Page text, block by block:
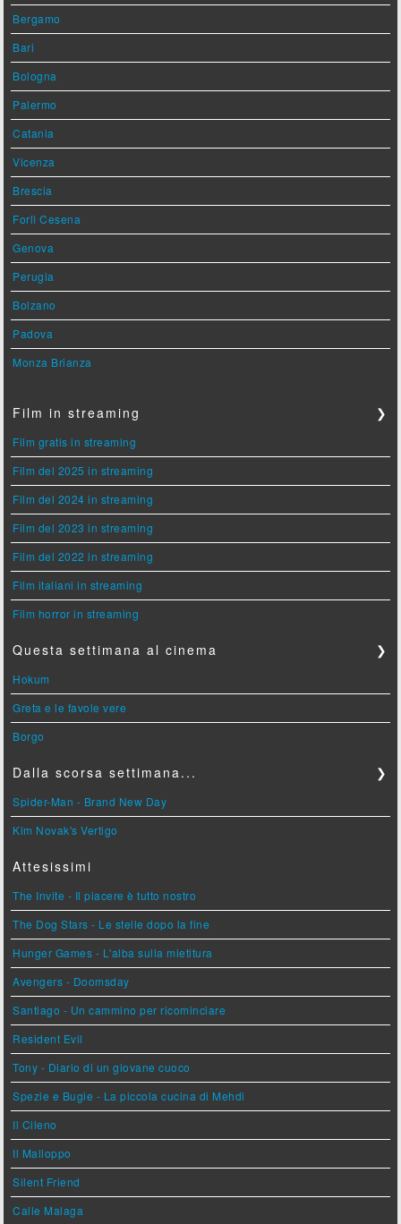
Bergamo
Bari
Bologna
Palermo
Catania
Vicenza
Brescia
Forlì Cesena
Genova
Perugia
Bolzano
Padova
Monza Brianza
Film in streaming ❯
Film gratis in streaming
Film del 2025 in streaming
Film del 2024 in streaming
Film del 2023 in streaming
Film del 2022 in streaming
Film italiani in streaming
Film horror in streaming
Questa settimana al cinema ❯
Hokum
Greta e le favole vere
Borgo
Dalla scorsa settimana... ❯
Spider-Man - Brand New Day
Kim Novak's Vertigo
Attesissimi
The Invite - Il piacere è tutto nostro
The Dog Stars - Le stelle dopo la fine
Hunger Games - L'alba sulla mietitura
Avengers - Doomsday
Santiago - Un cammino per ricominciare
Resident Evil
Tony - Diario di un giovane cuoco
Spezie e Bugie - La piccola cucina di Mehdi
Il Cileno
Il Malloppo
Silent Friend
Calle Malaga